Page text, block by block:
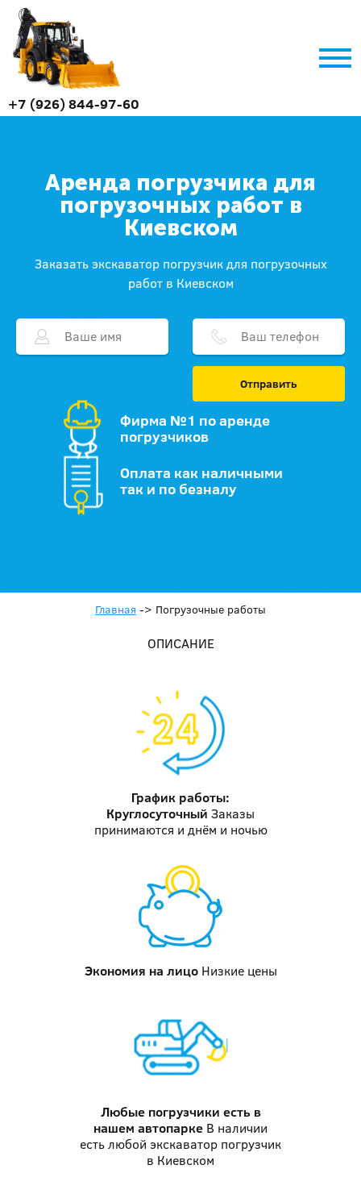
+7 (926) 844-97-60
Аренда погрузчика для
погрузочных работ в
Киевском
Заказать экскаватор погрузчик для погрузочных
работ в Киевском
Отправить
Фирма №1 по аренде
погрузчиков
Оплата как наличными
так и по безналу
Главная -> Погрузочные работы
ОПИСАНИЕ
График работы:
Круглосуточный Заказы
принимаются и днём и ночью
Экономия на лицо Низкие цены
Любые погрузчики есть в
нашем автопарке В наличии
есть любой экскаватор погрузчик
в Киевском